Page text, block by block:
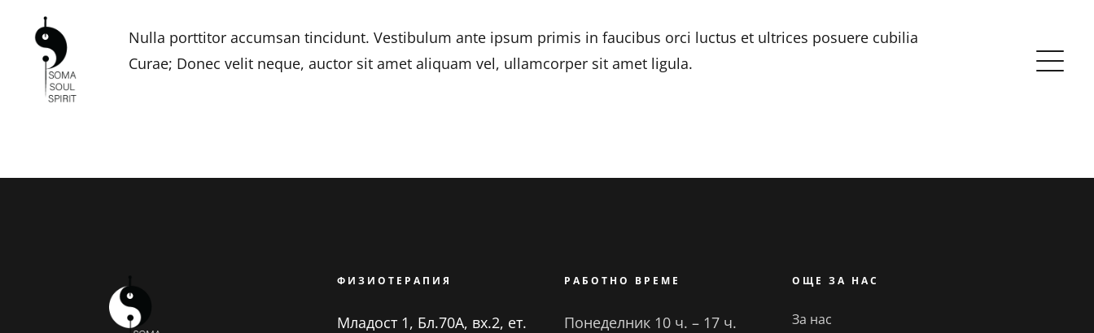
content
Nulla porttitor accumsan tincidunt. Vestibulum ante ipsum primis in faucibus orci luctus et ultrices posuere cubilia
Curae; Donec velit neque, auctor sit amet aliquam vel, ullamcorper sit amet ligula.
ФИЗИОТЕРАПИЯ
Младост 1, Бл.70А, вх.2, ет.
РАБОТНО ВРЕМЕ
Понеделник 10 ч. – 17 ч.
ОЩЕ ЗА НАС
За нас